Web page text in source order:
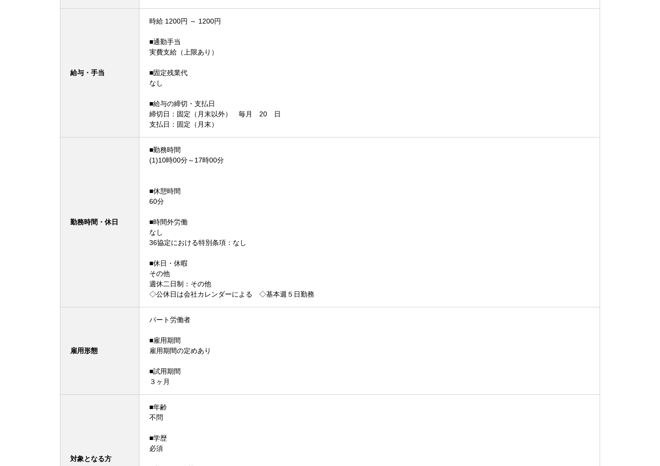
給与・手当
時給 1200円 ～ 1200円
■通勤手当
実費支給（上限あり）
■固定残業代
なし
■給与の締切・支払日
締切日：固定（月末以外） 毎月 20 日
支払日：固定（月末）
勤務時間・休日
■勤務時間
(1)10時00分～17時00分
■休憩時間
60分
■時間外労働
なし
36協定における特別条項：なし
■休日・休暇
その他
週休二日制：その他
◇公休日は会社カレンダーによる ◇基本週５日勤務
雇用形態
パート労働者
■雇用期間
雇用期間の定めあり
■試用期間
３ヶ月
対象となる方
■年齢
不問
■学歴
必須